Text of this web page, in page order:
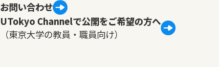
お問い合わせ
UTokyo Channelで公開をご希望の方へ
（東京大学の教員・職員向け）